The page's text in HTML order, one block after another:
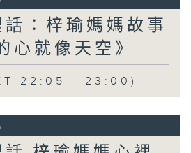
：梓瑜媽媽故事
心就像天空》
22:05 - 23:00)